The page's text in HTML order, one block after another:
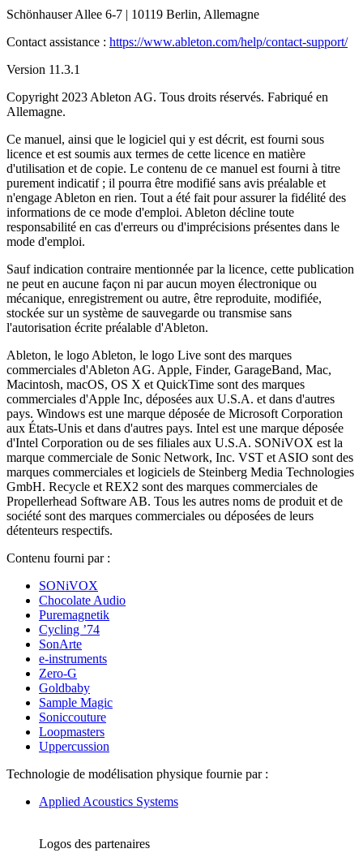
Schönhauser Allee 6-7 | 10119 Berlin, Allemagne
Contact assistance : https://www.ableton.com/help/contact-support/
Version 11.3.1
Copyright 2023 Ableton AG. Tous droits réservés. Fabriqué en
Allemagne.
Ce manuel, ainsi que le logiciel qui y est décrit, est fourni sous
licence et est soumis aux termes de cette licence en matière
d'utilisation et de copie. Le contenu de ce manuel est fourni à titre
purement indicatif ; il pourra être modifié sans avis préalable et
n'engage Ableton en rien. Tout a été fait pour assurer la fidélité des
informations de ce mode d'emploi. Ableton décline toute
responsabilité en cas d'erreurs ou d'imprécisions présentes dans le
mode d'emploi.
Sauf indication contraire mentionnée par la licence, cette publication
ne peut en aucune façon ni par aucun moyen électronique ou
mécanique, enregistrement ou autre, être reproduite, modifiée,
stockée sur un système de sauvegarde ou transmise sans
l'autorisation écrite préalable d'Ableton.
Ableton, le logo Ableton, le logo Live sont des marques
commerciales d'Ableton AG. Apple, Finder, GarageBand, Mac,
Macintosh, macOS, OS X et QuickTime sont des marques
commerciales d'Apple Inc, déposées aux U.S.A. et dans d'autres
pays. Windows est une marque déposée de Microsoft Corporation
aux États-Unis et dans d'autres pays. Intel est une marque déposée
d'Intel Corporation ou de ses filiales aux U.S.A. SONiVOX est la
marque commerciale de Sonic Network, Inc. VST et ASIO sont des
marques commerciales et logiciels de Steinberg Media Technologies
GmbH. Recycle et REX2 sont des marques commerciales de
Propellerhead Software AB. Tous les autres noms de produit et de
société sont des marques commerciales ou déposées de leurs
détenteurs respectifs.
Contenu fourni par :
SONiVOX
Chocolate Audio
Puremagnetik
Cycling ’74
SonArte
e-instruments
Zero-G
Goldbaby
Sample Magic
Soniccouture
Loopmasters
Uppercussion
Technologie de modélisation physique fournie par :
Applied Acoustics Systems
Logos des partenaires